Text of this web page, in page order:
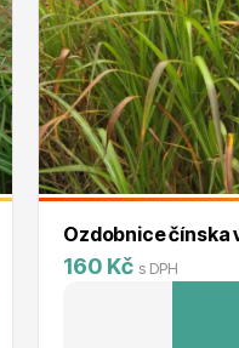
Ozdobnice čínska
160 Kč s DPH